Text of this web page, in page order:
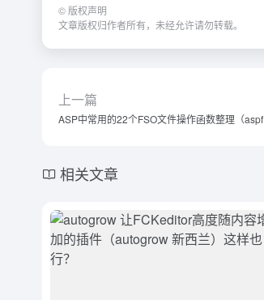
© 版权声明
文章版权归作者所有，未经允许请勿转载。
上一篇
ASP中常用的22个FSO文件操作函数整理（
相关文章